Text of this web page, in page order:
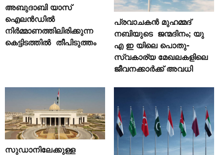
അബുദാബി യാസ്
ഐലൻഡിൽ
നിർമ്മാണത്തിലിരിക്കുന്ന
കെട്ടിടത്തിൽ തീപിടുത്തം
പ്രവാചകൻ മുഹമ്മദ്
നബിയുടെ ജന്മദിനം; യു
എ ഇ യിലെ പൊതു-
സ്വകാര്യ മേഖലകളിലെ
ജീവനക്കാർക്ക് അവധി
സുഡാനിലേക്കുള്ള